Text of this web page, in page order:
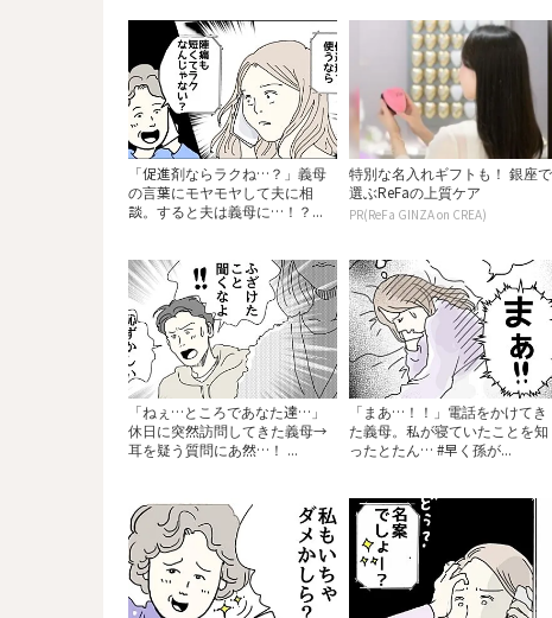
「促進剤ならラクね…？」義母
の言葉にモヤモヤして夫に相
談。すると夫は義母に…！？...
特別な名入れギフトも！ 銀座で
選ぶReFaの上質ケア
PR(ReFa GINZA on CREA)
「ねぇ…ところであなた達…」
休日に突然訪問してきた義母→
耳を疑う質問にあ然…！ ...
「まあ…！！」電話をかけてき
た義母。私が寝ていたことを知
ったとたん… #早く孫が...